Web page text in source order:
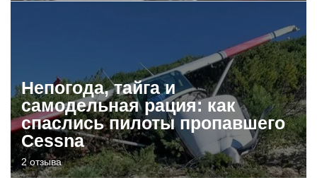
Непогода, тайга и
самодельная рация: как
спаслись пилоты пропавшего
Cessna
2 отзыва